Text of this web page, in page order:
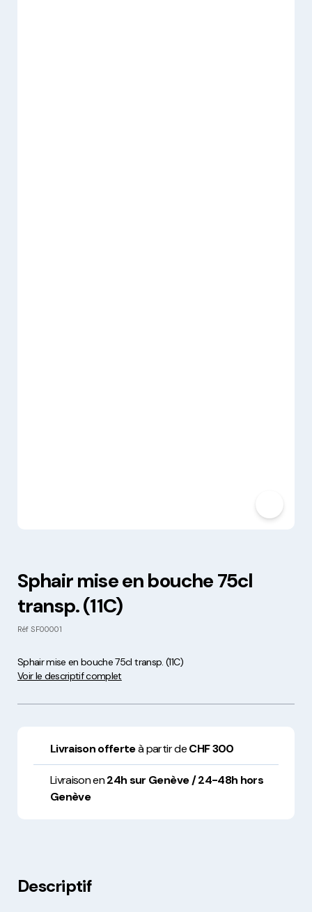
Sphair mise en bouche 75cl
transp. (11C)
Réf SF00001
Sphair mise en bouche 75cl transp. (11C)
Voir le descriptif complet
Livraison offerteà partir deCHF 300
Livraison en24h sur Genève / 24-48h hors
Genève
Descriptif